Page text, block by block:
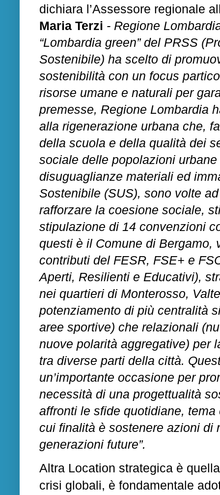
dichiara l’Assessore regionale
Maria Terzi - Regione
“Lombardia green” del PRSS
Sostenibile) ha scelto di
sostenibilità con un focus
risorse umane e naturali per
premesse, Regione Lombardia
alla rigenerazione urbana che,
della scuola e della qualità dei
sociale delle popolazioni
disuguaglianze materiali ed
Sostenibile (SUS), sono volte
rafforzare la coesione sociale,
stipulazione di 14 convenzioni
questi è il Comune di Bergamo,
contributi del FESR, FSE+ e
Aperti, Resilienti e Educativi),
nei quartieri di Monterosso,
potenziamento di più centralità
aree sportive) che relazionali
nuove polarità aggregative) per
tra diverse parti della città.
un’importante occasione per
necessità di una progettualità
affronti le sfide quotidiane,
cui finalità è sostenere azioni di
generazioni future”.
Altra Location strategica è quella
crisi globali, è fondamentale